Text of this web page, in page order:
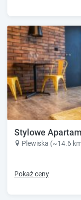
Stylowe
Plewiska (~14.6
Pokaż ceny